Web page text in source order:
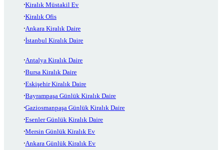
Kiralık Müstakil Ev
Kiralık Ofis
Ankara Kiralık Daire
İstanbul Kiralık Daire
Antalya Kiralık Daire
Bursa Kiralık Daire
Eskişehir Kiralık Daire
Bayrampaşa Günlük Kiralık Daire
Gaziosmanpaşa Günlük Kiralık Daire
Esenler Günlük Kiralık Daire
Mersin Günlük Kiralık Ev
Ankara Günlük Kiralık Ev